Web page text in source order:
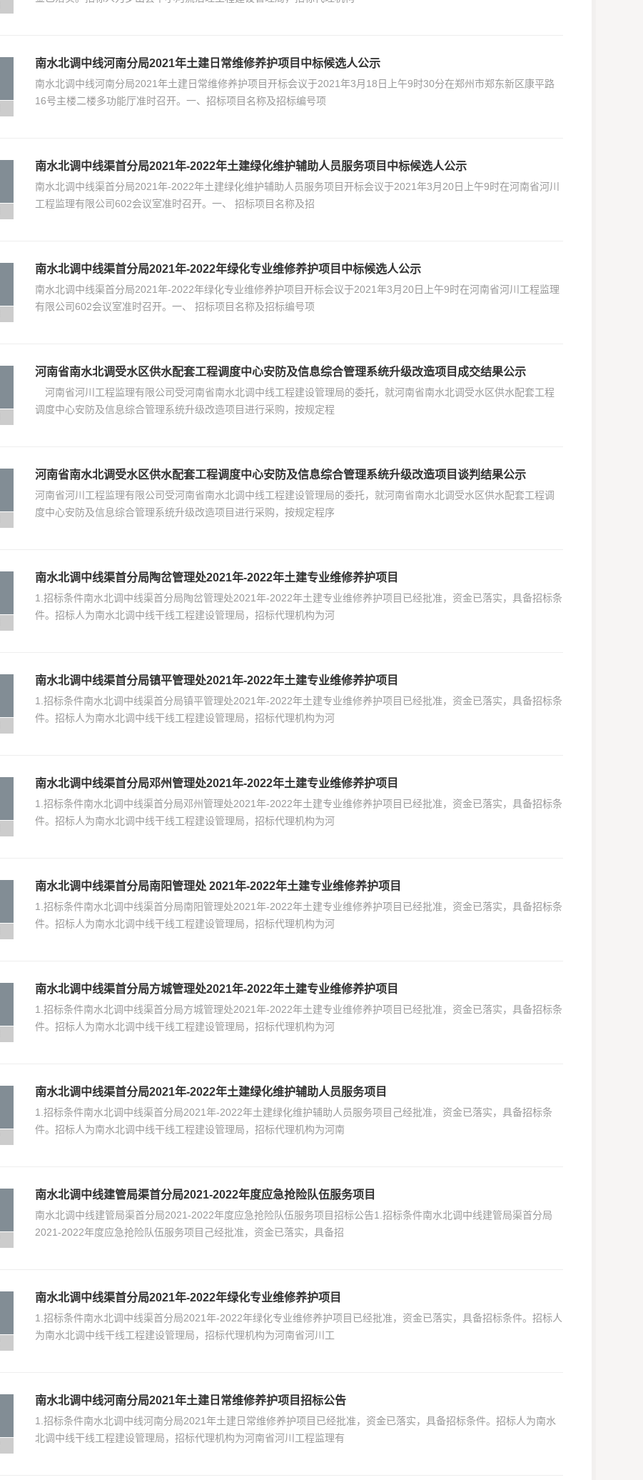
南水北调中线河南分局2021年土建日常维修养护项目中标候选人公示
南水北调中线河南分局2021年土建日常维修养护项目开标会议于2021年3月18日上午9时30分在郑州市郑东新区康平路
16号主楼二楼多功能厅准时召开。一、招标项目名称及招标编号项
南水北调中线渠首分局2021年-2022年土建绿化维护辅助人员服务项目中标候选人公示
南水北调中线渠首分局2021年-2022年土建绿化维护辅助人员服务项目开标会议于2021年3月20日上午9时在河南省河川
工程监理有限公司602会议室准时召开。一、 招标项目名称及招
南水北调中线渠首分局2021年-2022年绿化专业维修养护项目中标候选人公示
南水北调中线渠首分局2021年-2022年绿化专业维修养护项目开标会议于2021年3月20日上午9时在河南省河川工程监理
有限公司602会议室准时召开。一、 招标项目名称及招标编号项
河南省南水北调受水区供水配套工程调度中心安防及信息综合管理系统升级改造项目成交结果公示
河南省河川工程监理有限公司受河南省南水北调中线工程建设管理局的委托，就河南省南水北调受水区供水配套工程
调度中心安防及信息综合管理系统升级改造项目进行采购，按规定程
河南省南水北调受水区供水配套工程调度中心安防及信息综合管理系统升级改造项目谈判结果公示
河南省河川工程监理有限公司受河南省南水北调中线工程建设管理局的委托，就河南省南水北调受水区供水配套工程调
度中心安防及信息综合管理系统升级改造项目进行采购，按规定程序
南水北调中线渠首分局陶岔管理处2021年-2022年土建专业维修养护项目
1.招标条件南水北调中线渠首分局陶岔管理处2021年-2022年土建专业维修养护项目已经批准，资金已落实，具备招标条
件。招标人为南水北调中线干线工程建设管理局，招标代理机构为河
南水北调中线渠首分局镇平管理处2021年-2022年土建专业维修养护项目
1.招标条件南水北调中线渠首分局镇平管理处2021年-2022年土建专业维修养护项目已经批准，资金已落实，具备招标条
件。招标人为南水北调中线干线工程建设管理局，招标代理机构为河
南水北调中线渠首分局邓州管理处2021年-2022年土建专业维修养护项目
1.招标条件南水北调中线渠首分局邓州管理处2021年-2022年土建专业维修养护项目已经批准，资金已落实，具备招标条
件。招标人为南水北调中线干线工程建设管理局，招标代理机构为河
南水北调中线渠首分局南阳管理处 2021年-2022年土建专业维修养护项目
1.招标条件南水北调中线渠首分局南阳管理处2021年-2022年土建专业维修养护项目已经批准，资金已落实，具备招标条
件。招标人为南水北调中线干线工程建设管理局，招标代理机构为河
南水北调中线渠首分局方城管理处2021年-2022年土建专业维修养护项目
1.招标条件南水北调中线渠首分局方城管理处2021年-2022年土建专业维修养护项目已经批准，资金已落实，具备招标条
件。招标人为南水北调中线干线工程建设管理局，招标代理机构为河
南水北调中线渠首分局2021年-2022年土建绿化维护辅助人员服务项目
1.招标条件南水北调中线渠首分局2021年-2022年土建绿化维护辅助人员服务项目己经批准，资金已落实，具备招标条
件。招标人为南水北调中线干线工程建设管理局，招标代理机构为河南
南水北调中线建管局渠首分局2021-2022年度应急抢险队伍服务项目
南水北调中线建管局渠首分局2021-2022年度应急抢险队伍服务项目招标公告1.招标条件南水北调中线建管局渠首分局
2021-2022年度应急抢险队伍服务项目己经批准，资金已落实，具备招
南水北调中线渠首分局2021年-2022年绿化专业维修养护项目
1.招标条件南水北调中线渠首分局2021年-2022年绿化专业维修养护项目已经批准，资金已落实，具备招标条件。招标人
为南水北调中线干线工程建设管理局，招标代理机构为河南省河川工
南水北调中线河南分局2021年土建日常维修养护项目招标公告
1.招标条件南水北调中线河南分局2021年土建日常维修养护项目已经批准，资金已落实，具备招标条件。招标人为南水
北调中线干线工程建设管理局，招标代理机构为河南省河川工程监理有